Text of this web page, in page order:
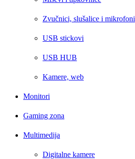
Zvučnici, slušalice i mikrofoni
USB stickovi
USB HUB
Kamere, web
Monitori
Gaming zona
Multimedija
Digitalne kamere